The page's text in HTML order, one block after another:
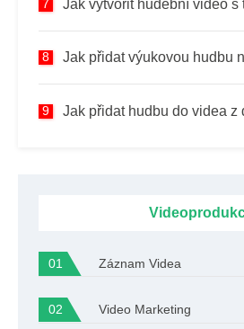
Jak vytvořit hudební video s
Jak přidat výukovou hudbu
Jak přidat hudbu do videa z
Záznam Videa
Video Marketing